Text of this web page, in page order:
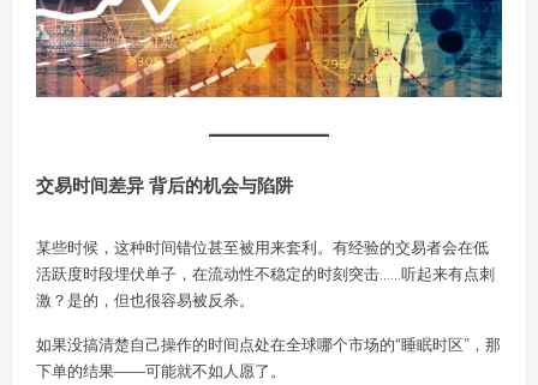
交易时间差异 背后的机会与陷阱
某些时候，这种时间错位甚至被用来套利。有经验的交易者会在低
活跃度时段埋伏单子，在流动性不稳定的时刻突击……听起来有点刺
激？是的，但也很容易被反杀。
如果没搞清楚自己操作的时间点处在全球哪个市场的“睡眠时区”，那
下单的结果——可能就不如人愿了。